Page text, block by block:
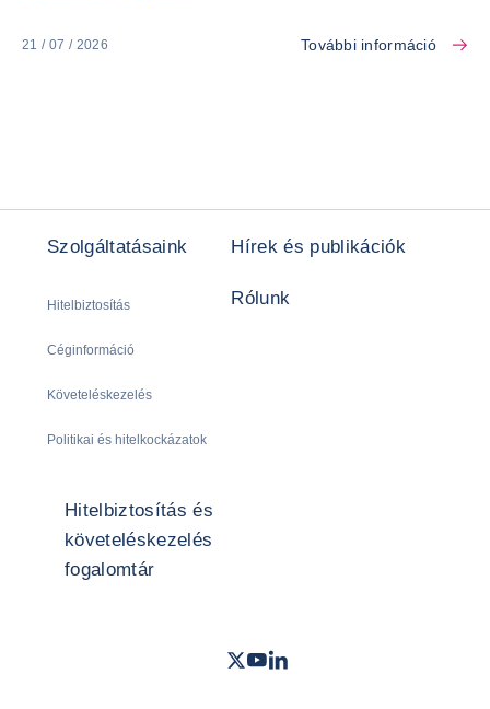
21 / 07 / 2026 További információ
Szolgáltatásaink
Hitelbiztosítás
Céginformáció
Követeléskezelés
Politikai és hitelkockázatok
Hírek és publikációk
Rólunk
Hitelbiztosítás és
követeléskezelés
fogalomtár
Twitter- Coface
Youtube
LinkedIn